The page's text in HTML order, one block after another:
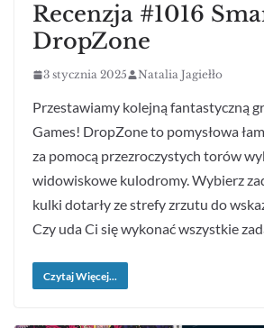
Recenzja #1016
DropZone
3 stycznia 2025 Natalia Jagiełło
Przestawiamy kolejną fantastyczną
Games! DropZone to pomysłowa
za pomocą przezroczystych torów
widowiskowe kulodromy. Wybierz
kulki dotarły ze strefy zrzutu do
Czy uda Ci się wykonać wszystkie
Czytaj Więcej...